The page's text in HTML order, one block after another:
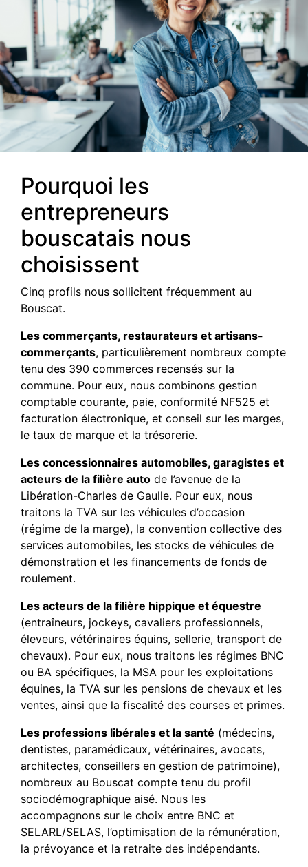
Pourquoi les
entrepreneurs
bouscatais nous
choisissent
Cinq profils nous sollicitent fréquemment au
Bouscat.
Les commerçants, restaurateurs et artisans-
commerçants, particulièrement nombreux compte
tenu des 390 commerces recensés sur la
commune. Pour eux, nous combinons gestion
comptable courante, paie, conformité NF525 et
facturation électronique, et conseil sur les marges,
le taux de marque et la trésorerie.
Les concessionnaires automobiles, garagistes et
acteurs de la filière auto de l’avenue de la
Libération-Charles de Gaulle. Pour eux, nous
traitons la TVA sur les véhicules d’occasion
(régime de la marge), la convention collective des
services automobiles, les stocks de véhicules de
démonstration et les financements de fonds de
roulement.
Les acteurs de la filière hippique et équestre
(entraîneurs, jockeys, cavaliers professionnels,
éleveurs, vétérinaires équins, sellerie, transport de
chevaux). Pour eux, nous traitons les régimes BNC
ou BA spécifiques, la MSA pour les exploitations
équines, la TVA sur les pensions de chevaux et les
ventes, ainsi que la fiscalité des courses et primes.
Les professions libérales et la santé (médecins,
dentistes, paramédicaux, vétérinaires, avocats,
architectes, conseillers en gestion de patrimoine),
nombreux au Bouscat compte tenu du profil
sociodémographique aisé. Nous les
accompagnons sur le choix entre BNC et
SELARL/SELAS, l’optimisation de la rémunération,
la prévoyance et la retraite des indépendants.